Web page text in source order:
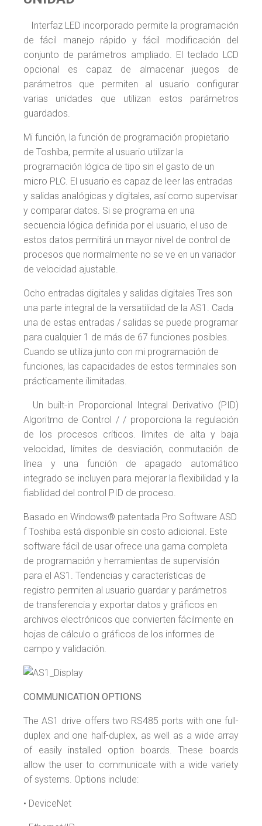
Interfaz LED incorporado permite la programación
de fácil manejo rápido y fácil modificación del
conjunto de parámetros ampliado. El teclado LCD
opcional es capaz de almacenar juegos de
parámetros que permiten al usuario configurar
varias unidades que utilizan estos parámetros
guardados.
Mi función, la función de programación propietario
de Toshiba, permite al usuario utilizar la
programación lógica de tipo sin el gasto de un
micro PLC. El usuario es capaz de leer las entradas
y salidas analógicas y digitales, así como supervisar
y comparar datos. Si se programa en una
secuencia lógica definida por el usuario, el uso de
estos datos permitirá un mayor nivel de control de
procesos que normalmente no se ve en un variador
de velocidad ajustable.
Ocho entradas digitales y salidas digitales Tres son
una parte integral de la versatilidad de la AS1. Cada
una de estas entradas / salidas se puede programar
para cualquier 1 de más de 67 funciones posibles.
Cuando se utiliza junto con mi programación de
funciones, las capacidades de estos terminales son
prácticamente ilimitadas.
Un built-in Proporcional Integral Derivativo (PID)
Algoritmo de Control / / proporciona la regulación
de los procesos críticos. límites de alta y baja
velocidad, límites de desviación, conmutación de
línea y una función de apagado automático
integrado se incluyen para mejorar la flexibilidad y la
fiabilidad del control PID de proceso.
Basado en Windows® patentada Pro Software ASD
f Toshiba está disponible sin costo adicional. Este
software fácil de usar ofrece una gama completa
de programación y herramientas de supervisión
para el AS1. Tendencias y características de
registro permiten al usuario guardar y parámetros
de transferencia y exportar datos y gráficos en
archivos electrónicos que convierten fácilmente en
hojas de cálculo o gráficos de los informes de
campo y validación.
COMMUNICATION OPTIONS
The AS1 drive offers two RS485 ports with one full-
duplex and one half-duplex, as well as a wide array
of easily installed option boards. These boards
allow the user to communicate with a wide variety
of systems. Options include:
• DeviceNet